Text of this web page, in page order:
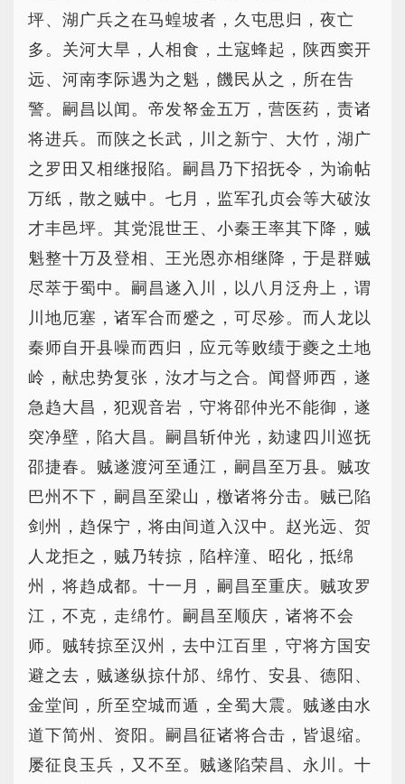
坪、湖广兵之在马蝗坡者，久屯思归，夜亡
多。关河大旱，人相食，土寇蜂起，陕西窦开
远、河南李际遇为之魁，饑民从之，所在告
警。嗣昌以闻。帝发帑金五万，营医药，责诸
将进兵。而陕之长武，川之新宁、大竹，湖广
之罗田又相继报陷。嗣昌乃下招抚令，为谕帖
万纸，散之贼中。七月，监军孔贞会等大破汝
才丰邑坪。其党混世王、小秦王率其下降，贼
魁整十万及登相、王光恩亦相继降，于是群贼
尽萃于蜀中。嗣昌遂入川，以八月泛舟上，谓
川地厄塞，诸军合而蹙之，可尽殄。而人龙以
秦师自开县噪而西归，应元等败绩于夔之土地
岭，献忠势复张，汝才与之合。闻督师西，遂
急趋大昌，犯观音岩，守将邵仲光不能御，遂
突净壁，陷大昌。嗣昌斩仲光，劾逮四川巡抚
邵捷春。贼遂渡河至通江，嗣昌至万县。贼攻
巴州不下，嗣昌至梁山，檄诸将分击。贼已陷
剑州，趋保宁，将由间道入汉中。赵光远、贺
人龙拒之，贼乃转掠，陷梓潼、昭化，抵绵
州，将趋成都。十一月，嗣昌至重庆。贼攻罗
江，不克，走绵竹。嗣昌至顺庆，诸将不会
师。贼转掠至汉州，去中江百里，守将方国安
避之去，贼遂纵掠什邡、绵竹、安县、德阳、
金堂间，所至空城而遁，全蜀大震。贼遂由水
道下简州、资阳。嗣昌征诸将合击，皆退缩。
屡征良玉兵，又不至。贼遂陷荣昌、永川。十